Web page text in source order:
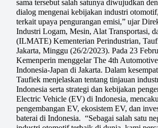
sama tersebut salah satunya diwujudkan
dialog mengenai kebijakan industri
terkait upaya pengurangan emisi,” ujar
Industri Logam, Mesin, Alat Transportasi,
(ILMATE) Kementerian Perindustrian,
Jakarta, Minggu (26/2/2023). Pada 23
Kemenperin menggelar The 4th
Indonesia-Japan di Jakarta. Dalam
Taufiek menjelaskan tentang tinjauan
Indonesia serta strategi dan kebijakan
Electric Vehicle (EV) di Indonesia,
pengembangan EV, ekosistem EV, dan
baterai di Indonesia. “Sebagai salah satu